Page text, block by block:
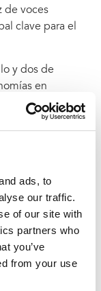
ads, to
our traffic.
of our site with
partners who
you’ve
from your use
de voces
clave para el
y dos de
en
de la sociedad
el VIH, en la
cinco
activamente
en
y programas